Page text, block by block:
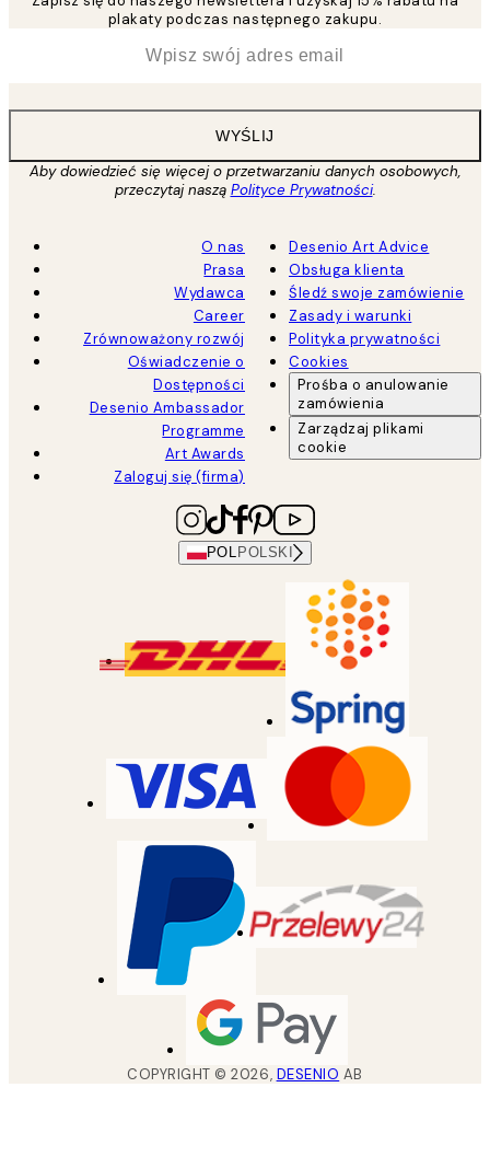
plakaty podczas następnego zakupu.
WYŚLIJ
Aby dowiedzieć się więcej o przetwarzaniu danych osobowych,
przeczytaj naszą Polityce Prywatności.
O nas
Prasa
Wydawca
Career
Zrównoważony rozwój
Oświadczenie o
Dostępności
Desenio Ambassador
Programme
Art Awards
Zaloguj się (firma)
Desenio Art Advice
Obsługa klienta
Śledź swoje zamówienie
Zasady i warunki
Polityka prywatności
Cookies
Prośba o anulowanie
zamówienia
Zarządzaj plikami
cookie
POL POLSKI
COPYRIGHT ©2026, DESENIO AB